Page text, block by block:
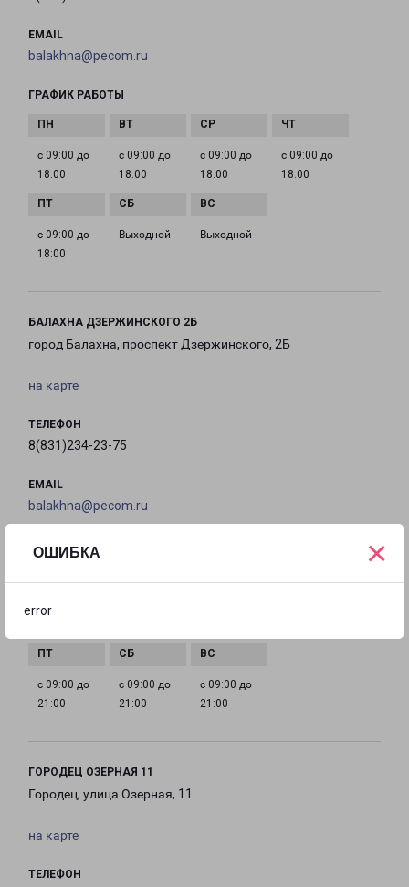
ОШИБКА
error
×
EMAIL
balakhna@pecom.ru
ГРАФИК РАБОТЫ
с 09:00 до
18:00
с 09:00 до
18:00
с 09:00 до
18:00
с 09:00 до
18:00
с 09:00 до
18:00
Выходной Выходной
БАЛАХНА ДЗЕРЖИНСКОГО 2Б
город Балахна, проспект Дзержинского, 2Б
на карте
ТЕЛЕФОН
8(831)234-23-75
EMAIL
balakhna@pecom.ru
ГРАФИК РАБОТЫ
с 09:00 до
с 09:00 до
21:00
с 09:00 до
21:00
с 09:00 до
21:00
ГОРОДЕЦ ОЗЕРНАЯ 11
Городец, улица Озерная, 11
на карте
ТЕЛЕФОН